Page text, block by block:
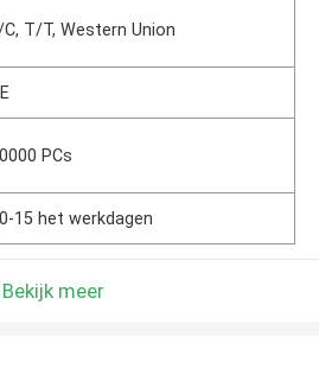
C, T/T, Western Union
PCs
15 het werkdagen
Bekijk meer